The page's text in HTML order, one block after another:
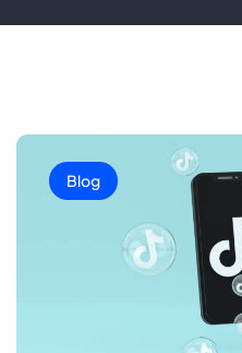
Blog